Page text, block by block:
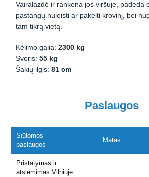
Vairalazdė ir rankena jos viršuje, padeda
pastangų nuleisti ar pakelti krovinį, bei
tam tikrą vietą.
Kėlimo galia:2300 kg
Svoris:55 kg
Šakių ilgis:81 cm
Paslaugos
Siūlomos
paslaugos
Matas
Pristatymas ir
atsiėmimas Vilniuje